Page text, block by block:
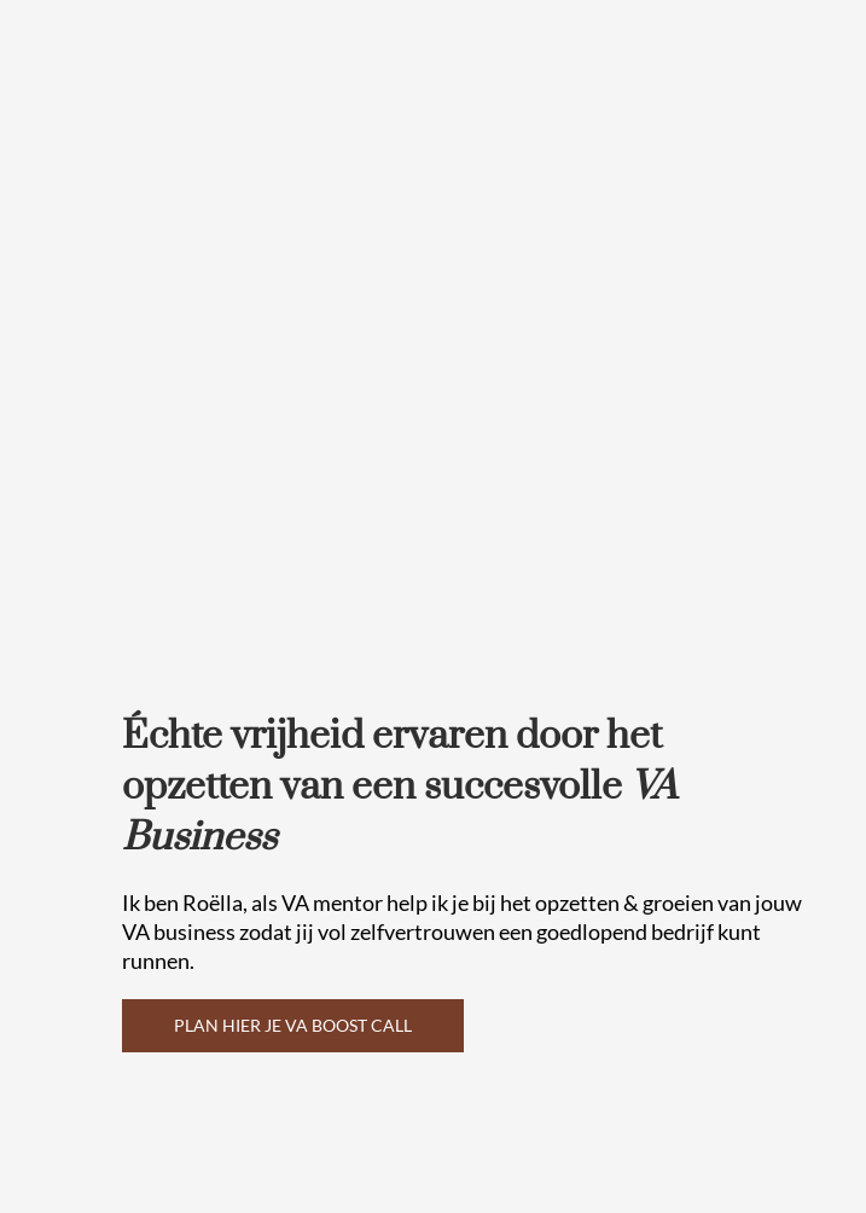
Échte vrijheid ervaren door het
opzetten van een succesvolle VA
Business
Ik ben Roëlla, als VA mentor help ik je bij het opzetten & groeien van jouw
VA business zodat jij vol zelfvertrouwen een goedlopend bedrijf kunt
runnen.
PLAN HIER JE VA BOOST CALL